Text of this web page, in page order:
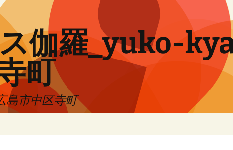
伽羅_yuko-
町
島市中区寺町